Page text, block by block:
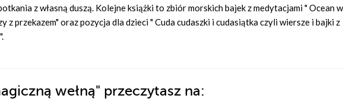
z własną duszą. Kolejne książki to zbiór morskich bajek z medytacjami " Ocean
przekazem" oraz pozycja dla dzieci " Cuda cudaszki i cudasiątka czyli wiersze i bajki z
wełną" przeczytasz na: